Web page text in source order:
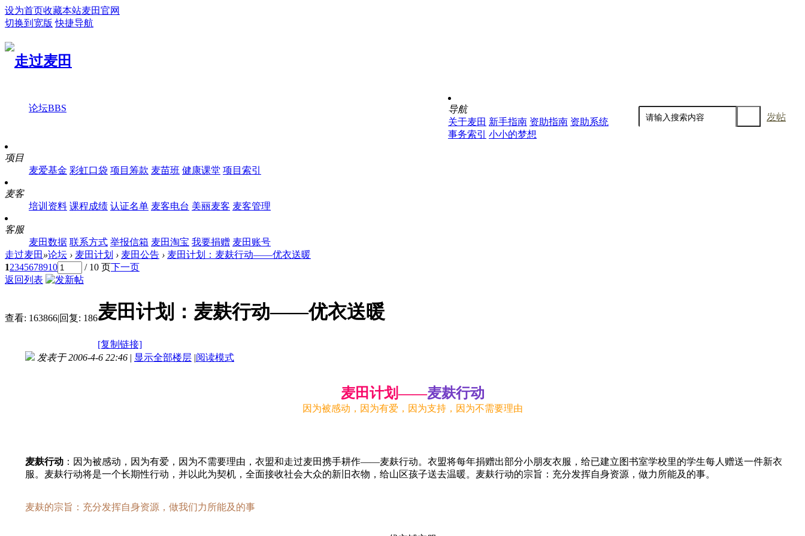
设为首页收藏本站麦田官网
切换到宽版 快捷导航
论坛BBS
发帖
导航
关于麦田 新手指南 资助指南 资助系统
事务索引
小小的梦想
项目
麦爱基金 彩虹口袋 项目筹款 麦苗班 健康课堂 项目索引
麦客
培训资料 课程成绩 认证名单 麦客电台 美丽麦客 麦客管理
客服
麦田数据 联系方式 举报信箱 麦田淘宝 我要捐赠 麦田账号
走过麦田 »论坛 › 麦田计划 › 麦田公告 › 麦田计划：麦麸行动——优衣送暖
12345678910 / 10 页下一页
返回列表
查看: 163866|回复: 186麦田计划：麦麸行动——优衣送暖
[复制链接]
发表于 2006-4-6 22:46 | 显示全部楼层 |阅读模式
麦田计划——麦麸行动
因为被感动，因为有爱，因为支持，因为不需要理由
麦麸行动 ：因为被感动，因为有爱，因为不需要理由，衣盟和走过麦田携手耕作——麦麸行动。衣盟将每年捐赠出部分小朋友衣服，给已建立图书室学校里的学生每人赠送一件新衣
服。麦麸行动将是一个长期性行动，并以此为契机，全面接收社会大众的新旧衣物，给山区孩子送去温暖。麦麸行动的宗旨：充分发挥自身资源，做力所能及的事。
麦麸的宗旨：充分发挥自身资源，做我们力所能及的事